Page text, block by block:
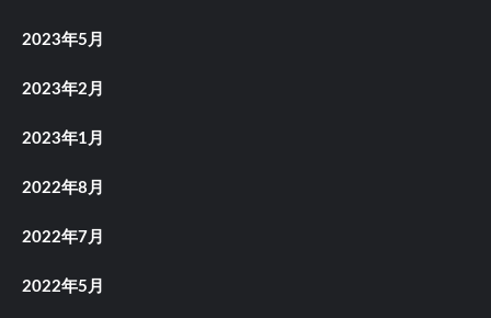
2023年5月
2023年2月
2023年1月
2022年8月
2022年7月
2022年5月